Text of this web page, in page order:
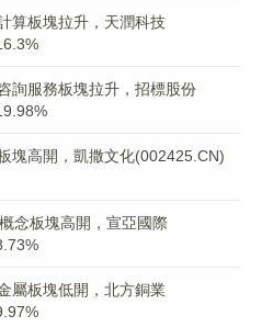
算板塊拉升，天潤科技
詢服務板塊拉升，招標股份
塊高開，凱撒文化(002425.CN)
念板塊高開，宣亞國際
屬板塊低開，北方銅業